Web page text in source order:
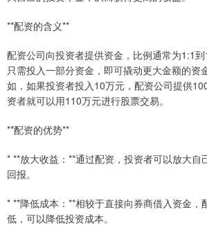
**配资的含义**
配资公司向投资者提供资金，比例通常为1:1
只需投入一部分资金，即可撬动更大金额的资
如，如果投资者投入10万元，配资公司提供
资者就可以用110万元进行股票交易。
**配资的优势**
* **放大收益：**通过配资，投资者可以放大自
回报。
* **降低成本：**相较于直接向券商借入资金，
低，可以降低投资成本。